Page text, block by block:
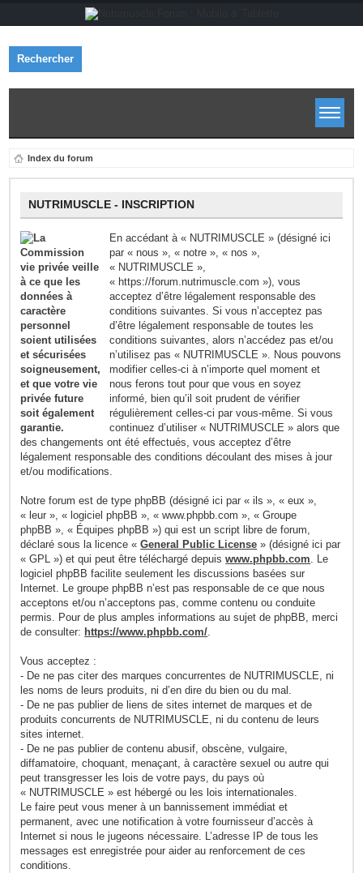
Rechercher
Index du forum
NUTRIMUSCLE - INSCRIPTION
En accédant à « NUTRIMUSCLE » (désigné ici
par « nous », « notre », « nos »,
« NUTRIMUSCLE »,
« https://forum.nutrimuscle.com »), vous
acceptez d’être légalement responsable des
conditions suivantes. Si vous n’acceptez pas
d’être légalement responsable de toutes les
conditions suivantes, alors n’accédez pas et/ou
n’utilisez pas « NUTRIMUSCLE ». Nous pouvons
modifier celles-ci à n’importe quel moment et
nous ferons tout pour que vous en soyez
informé, bien qu’il soit prudent de vérifier
régulièrement celles-ci par vous-même. Si vous
continuez d’utiliser « NUTRIMUSCLE » alors que
des changements ont été effectués, vous acceptez d’être
légalement responsable des conditions découlant des mises à jour
et/ou modifications.
Notre forum est de type phpBB (désigné ici par « ils », « eux »,
« leur », « logiciel phpBB », « www.phpbb.com », « Groupe
phpBB », « Équipes phpBB ») qui est un script libre de forum,
déclaré sous la licence «General Public License » (désigné ici par
« GPL ») et qui peut être téléchargé depuiswww.phpbb.com. Le
logiciel phpBB facilite seulement les discussions basées sur
Internet. Le groupe phpBB n’est pas responsable de ce que nous
acceptons et/ou n’acceptons pas, comme contenu ou conduite
permis. Pour de plus amples informations au sujet de phpBB, merci
de consulter: https://www.phpbb.com/.
Vous acceptez :
- De ne pas citer des marques concurrentes de NUTRIMUSCLE, ni
les noms de leurs produits, ni d’en dire du bien ou du mal.
- De ne pas publier de liens de sites internet de marques et de
produits concurrents de NUTRIMUSCLE, ni du contenu de leurs
sites internet.
- De ne pas publier de contenu abusif, obscène, vulgaire,
diffamatoire, choquant, menaçant, à caractère sexuel ou autre qui
peut transgresser les lois de votre pays, du pays où
« NUTRIMUSCLE » est hébergé ou les lois internationales.
Le faire peut vous mener à un bannissement immédiat et
permanent, avec une notification à votre fournisseur d’accès à
Internet si nous le jugeons nécessaire. L’adresse IP de tous les
messages est enregistrée pour aider au renforcement de ces
conditions.